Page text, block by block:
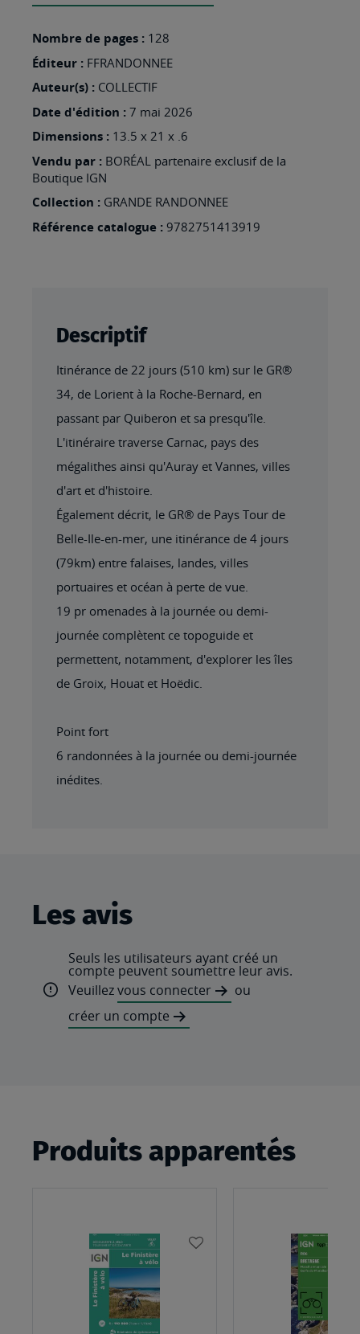
ET
Nombre de pages : 128
Éditeur : FFRANDONNEE
Auteur(s) : COLLECTIF
Date d'édition : 7 mai 2026
Dimensions : 13.5 x 21 x .6
Vendu par : BORÉAL partenaire exclusif de la
Boutique IGN
Collection : GRANDE RANDONNEE
Référence catalogue : 9782751413919
Descriptif
Itinérance de 22 jours (510 km) sur le GR®
34, de Lorient à la Roche-Bernard, en
passant par Quiberon et sa presqu'île.
L'itinéraire traverse Carnac, pays des
mégalithes ainsi qu'Auray et Vannes, villes
d'art et d'histoire.
Également décrit, le GR® de Pays Tour de
Belle-Ile-en-mer, une itinérance de 4 jours
(79km) entre falaises, landes, villes
portuaires et océan à perte de vue.
19 pr omenades à la journée ou demi-
journée complètent ce topoguide et
permettent, notamment, d'explorer les îles
de Groix, Houat et Hoëdic.
Point fort
6 randonnées à la journée ou demi-journée
inédites.
Les avis
Seuls les utilisateurs ayant créé un
compte peuvent soumettre leur avis.
Veuillezvous connecter
ou
créer un compte
Produits apparentés